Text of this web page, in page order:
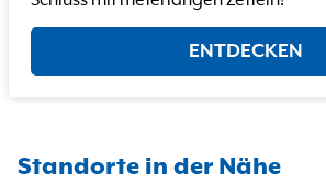
ENTDECKEN
Standorte in der Nähe